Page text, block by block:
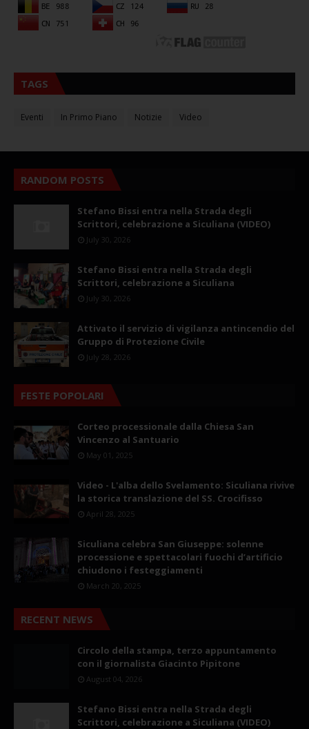
TAGS
Eventi In Primo Piano Notizie Video
RANDOM POSTS
Stefano Bissi entra nella Strada degli
Scrittori, celebrazione a Siculiana (VIDEO)
July 30, 2026
Stefano Bissi entra nella Strada degli
Scrittori, celebrazione a Siculiana
July 30, 2026
Attivato il servizio di vigilanza antincendio del
Gruppo di Protezione Civile
July 28, 2026
FESTE POPOLARI
Corteo processionale dalla Chiesa San
Vincenzo al Santuario
May 01, 2025
Video - L'alba dello Svelamento: Siculiana rivive
la storica translazione del SS. Crocifisso
April 28, 2025
Siculiana celebra San Giuseppe: solenne
processione e spettacolari fuochi d’artificio
chiudono i festeggiamenti
March 20, 2025
RECENT NEWS
Circolo della stampa, terzo appuntamento
con il giornalista Giacinto Pipitone
August 04, 2026
Stefano Bissi entra nella Strada degli
Scrittori, celebrazione a Siculiana (VIDEO)